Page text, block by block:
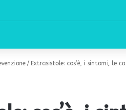
/ Extrasistole: cos’è, i sintomi, le